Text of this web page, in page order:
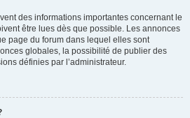
des informations importantes concernant le
être lues dès que possible. Les annonces
page du forum dans lequel elles sont
globales, la possibilité de publier des
définies par l’administrateur.